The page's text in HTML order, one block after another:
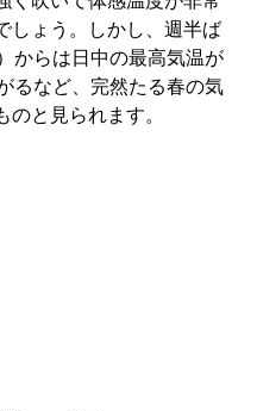
しょう。しかし、週半ば
からは日中の最高気温が
るなど、完然たる春の気
と見られます。